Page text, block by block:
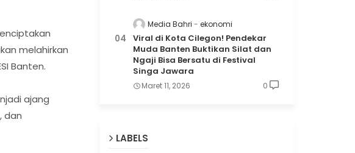
melahirkan
Banten.
ajang
dan
Media Bahri ekonomi
Viral di Kota Cilegon! Pendekar
Muda Banten Buktikan Silat dan
Ngaji Bisa Bersatu di Festival
Singa Jawara
Maret 11, 2026 0
LABELS